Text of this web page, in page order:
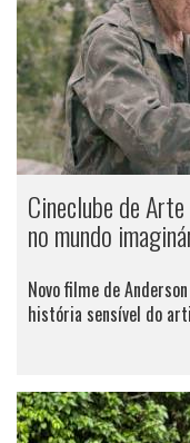
Cineclube de
no mundo
Novo filme de
história sensível do